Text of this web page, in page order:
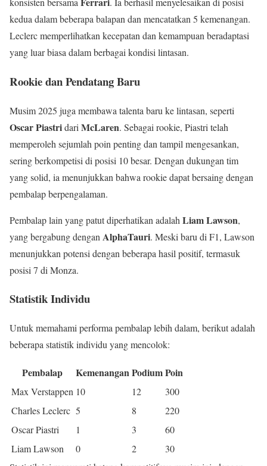
kedua dalam beberapa balapan dan mencatatkan 5 kemenangan.
Leclerc memperlihatkan kecepatan dan kemampuan beradaptasi
yang luar biasa dalam berbagai kondisi lintasan.
Rookie dan Pendatang Baru
Musim 2025 juga membawa talenta baru ke lintasan, seperti
Oscar Piastridari McLaren. Sebagai rookie, Piastri telah
memperoleh sejumlah poin penting dan tampil mengesankan,
sering berkompetisi di posisi 10 besar. Dengan dukungan tim
yang solid, ia menunjukkan bahwa rookie dapat bersaing dengan
pembalap berpengalaman.
Pembalap lain yang patut diperhatikan adalah Liam Lawson,
yang bergabung dengan AlphaTauri. Meski baru di F1, Lawson
menunjukkan potensi dengan beberapa hasil positif, termasuk
posisi 7 di Monza.
Statistik Individu
Untuk memahami performa pembalap lebih dalam, berikut adalah
beberapa statistik individu yang mencolok:
Pembalap KemenanganPodiumPoin
Max Verstappen 10 12
300
Charles Leclerc 5 8
220
Oscar Piastri
1 3
60
Liam Lawson
0 2
30